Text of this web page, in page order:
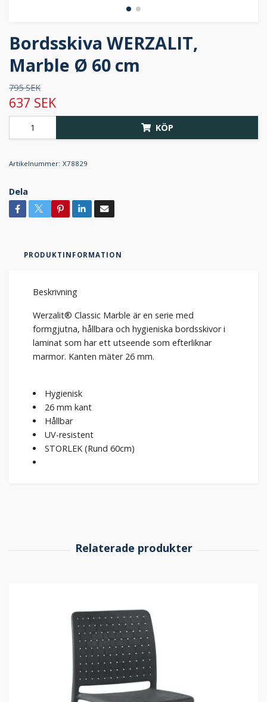
Bordsskiva WERZALIT,
Marble Ø 60 cm
795 SEK
637 SEK
KÖP
Artikelnummer: X78829
Dela
PRODUKTINFORMATION
Beskrivning
Werzalit® Classic Marble är en serie med
formgjutna, hållbara och hygieniska bordsskivor i
laminat som har ett utseende som efterliknar
marmor. Kanten mäter 26 mm.
Hygienisk
26 mm kant
Hållbar
UV-resistent
STORLEK (Rund 60cm)